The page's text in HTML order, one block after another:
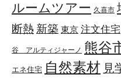
ルームツアー 久喜市
断熱 新築 東京 注文住宅
谷 アルティジャーノ 熊谷
エネ住宅 自然素材 見